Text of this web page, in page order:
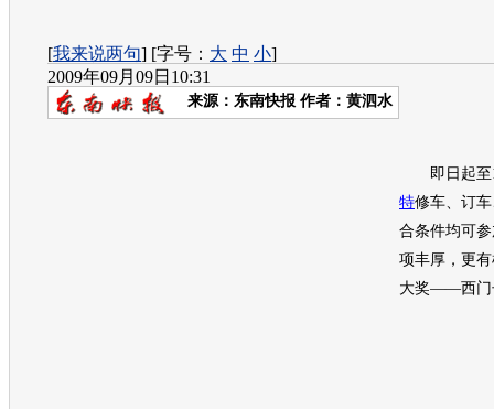
[我来说两句] [字号： 大 中 小]
2009年09月09日10:31
来源： 东南快报 作者：黄泗水
即日起至
特修车、订
合条件均可
项丰厚，更
大奖——西门